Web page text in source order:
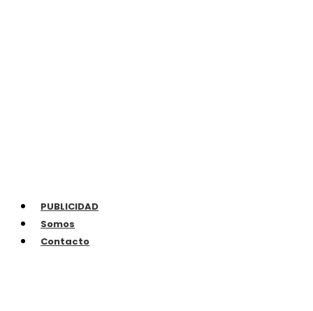
PUBLICIDAD
Somos
Contacto